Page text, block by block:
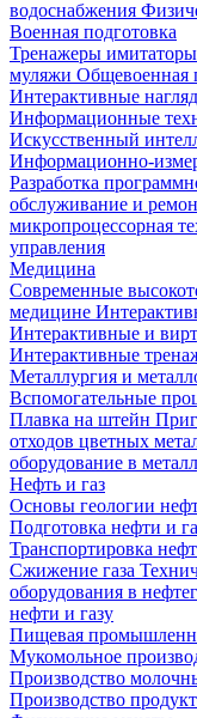
водоснабжения
Военная подготовка
Тренажеры
муляжи Общевоенная
Интерактивные
Информационные
Искусственный
Информационно-
Разработка
обслуживание и
микропроцессорная
управления
Медицина
Современные
медицине
Интерактивные и
Интерактивные
Металлургия и
Вспомогательные
Плавка на штейн
отходов цветных
оборудование в
Нефть и газ
Основы геологии
Подготовка нефти и
Транспортировка
Сжижение газа
оборудования в
нефти и газу
Пищевая
Мукомольное
Производство
Производство